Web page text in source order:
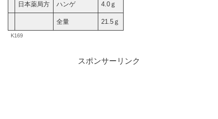
日本薬局方 ハンゲ 4.0ｇ
全量 21.5ｇ
K169
スポンサーリンク